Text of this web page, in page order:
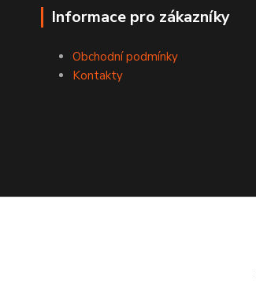
Informace pro zákazníky
Obchodní podmínky
Kontakty